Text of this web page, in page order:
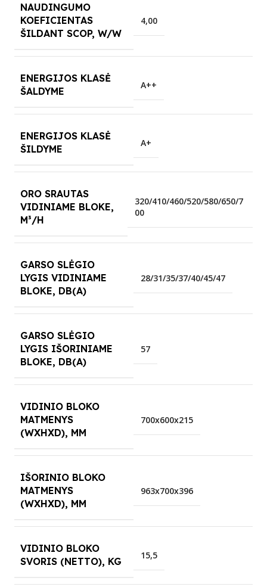
NAUDINGUMO
KOEFICIENTAS
ŠILDANT SCOP, W/W
4,00
ENERGIJOS KLASĖ
ŠALDYME
A++
ENERGIJOS KLASĖ
ŠILDYME
A+
ORO SRAUTAS
VIDINIAME BLOKE,
M³/H
320/410/460/520/580/650/7
00
GARSO SLĖGIO
LYGIS VIDINIAME
BLOKE, DB(A)
28/31/35/37/40/45/47
GARSO SLĖGIO
LYGIS IŠORINIAME
BLOKE, DB(A)
57
VIDINIO BLOKO
MATMENYS
(WXHXD), MM
700x600x215
IŠORINIO BLOKO
MATMENYS
(WXHXD), MM
963x700x396
VIDINIO BLOKO
SVORIS (NETTO), KG
15,5